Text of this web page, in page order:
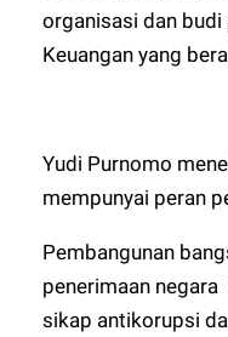
organisasi dan
Keuangan yang
Yudi Purnomo
mempunyai peran
Pembangunan
penerimaan
sikap antikorupsi